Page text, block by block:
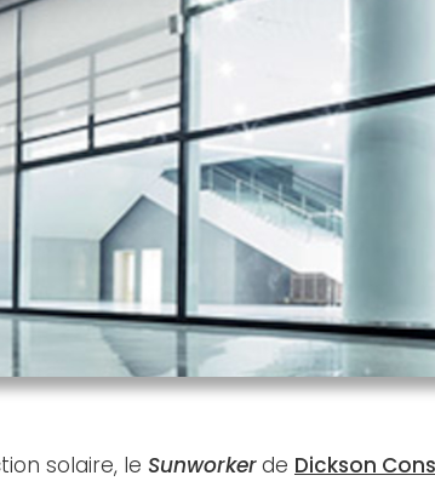
solaire, le Sunworkerde Dickson